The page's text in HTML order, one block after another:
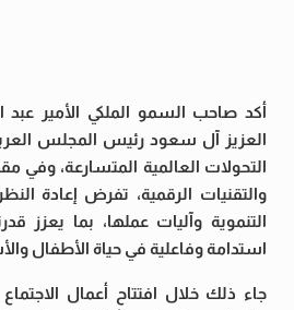
أكد صاحب السمو الملكي الأمير
العزيز آل سعود رئيس المجلس
التحولات العالمية المتسارعة، وفي
والتقنيات الرقمية، تفرض إعادة
التنموية وآليات عملها، بما يعزز
استدامة وفاعلية في حياة الأطفال
جاء ذلك خلال افتتاح أعمال الاجتماع